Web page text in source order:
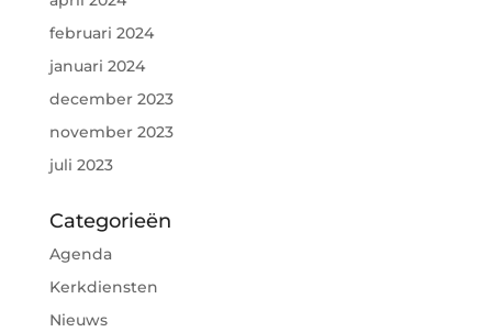
februari 2024
januari 2024
december 2023
november 2023
juli 2023
Categorieën
Agenda
Kerkdiensten
Nieuws